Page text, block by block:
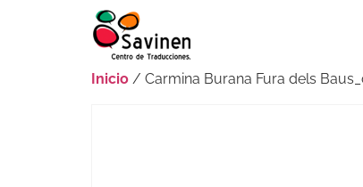
Inicio / Carmina Burana Fura dels